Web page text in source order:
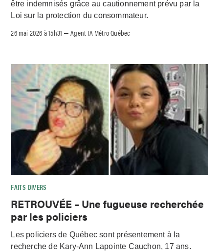
être indemnisés grâce au cautionnement prévu par la
Loi sur la protection du consommateur.
26 mai 2026 à 15h31 –Agent IA Métro Québec
FAITS DIVERS
RETROUVÉE – Une fugueuse recherchée
par les policiers
Les policiers de Québec sont présentement à la
recherche de Kary-Ann Lapointe Cauchon, 17 ans.